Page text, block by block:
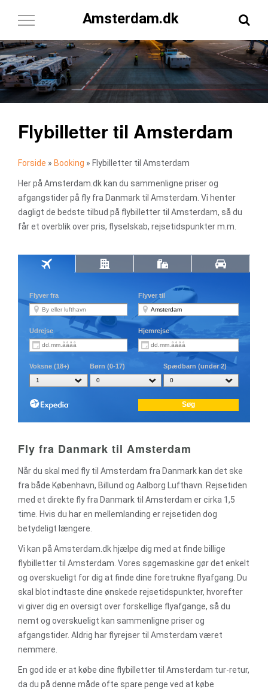
Amsterdam.dk
Toggle
Flybilletter til Amsterdam
Forside » Booking » Flybilletter til Amsterdam
Her på Amsterdam.dk kan du sammenligne priser og
afgangstider på fly fra Danmark til Amsterdam. Vi henter
dagligt de bedste tilbud på flybilletter til Amsterdam, så du
får et overblik over pris, flyselskab, rejsetidspunkter m.m.
Fly fra Danmark til Amsterdam
Når du skal med fly til Amsterdam fra Danmark kan det ske
fra både København, Billund og Aalborg Lufthavn. Rejsetiden
med et direkte fly fra Danmark til Amsterdam er cirka 1,5
time. Hvis du har en mellemlanding er rejsetiden dog
betydeligt længere.
Vi kan på Amsterdam.dk hjælpe dig med at finde billige
flybilletter til Amsterdam. Vores søgemaskine gør det enkelt
og overskueligt for dig at finde dine foretrukne flyafgang. Du
skal blot indtaste dine ønskede rejsetidspunkter, hvorefter
vi giver dig en oversigt over forskellige flyafgange, så du
nemt og overskueligt kan sammenligne priser og
afgangstider. Aldrig har flyrejser til Amsterdam været
nemmere.
En god ide er at købe dine flybilletter til Amsterdam tur-retur,
da du på denne måde ofte spare penge ved at købe